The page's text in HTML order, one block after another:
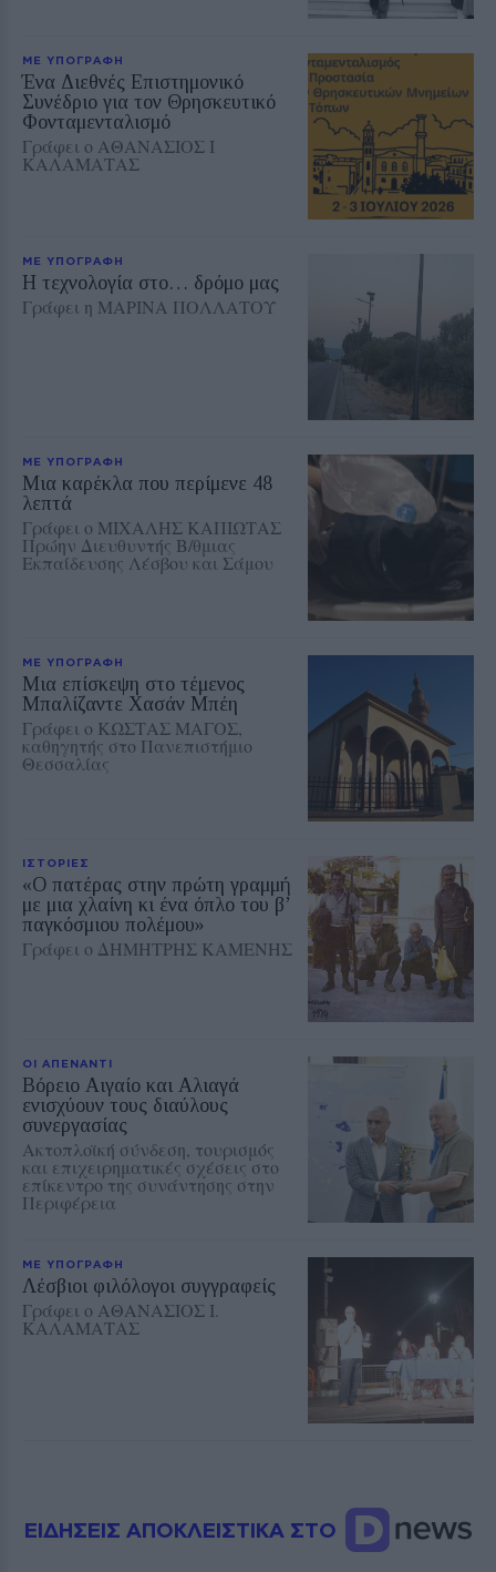
ΜΕ ΥΠΟΓΡΑΦΗ
Ένα Διεθνές Επιστημονικό
Συνέδριο για τον Θρησκευτικό
Φονταμενταλισμό
Γράφει ο ΑΘΑΝΑΣΙΟΣ Ι
ΚΑΛΑΜΑΤΑΣ
ΜΕ ΥΠΟΓΡΑΦΗ
Η τεχνολογία στο… δρόμο μας
Γράφει η ΜΑΡΙΝΑ ΠΟΛΛΑΤΟΥ
ΜΕ ΥΠΟΓΡΑΦΗ
Μια καρέκλα που περίμενε 48
λεπτά
Γράφει ο ΜΙΧΑΛΗΣ ΚΑΠΙΩΤΑΣ
Πρώην Διευθυντής Β/θμιας
Εκπαίδευσης Λέσβου και Σάμου
ΜΕ ΥΠΟΓΡΑΦΗ
Μια επίσκεψη στο τέμενος
Μπαλίζαντε Χασάν Μπέη
Γράφει ο ΚΩΣΤΑΣ ΜΑΓΟΣ,
καθηγητής στο Πανεπιστήμιο
Θεσσαλίας
ΙΣΤΟΡΙΕΣ
«Ο πατέρας στην πρώτη γραμμή
με μια χλαίνη κι ένα όπλο του β’
παγκόσμιου πολέμου»
Γράφει ο ΔΗΜΗΤΡΗΣ ΚΑΜΕΝΗΣ
ΟΙ ΑΠΕΝΑΝΤΙ
Βόρειο Αιγαίο και Αλιαγά
ενισχύουν τους διαύλους
συνεργασίας
Ακτοπλοϊκή σύνδεση, τουρισμός
και επιχειρηματικές σχέσεις στο
επίκεντρο της συνάντησης στην
Περιφέρεια
ΜΕ ΥΠΟΓΡΑΦΗ
Λέσβιοι φιλόλογοι συγγραφείς
Γράφει ο ΑΘΑΝΑΣΙΟΣ Ι.
ΚΑΛΑΜΑΤΑΣ
ΕΙΔΗΣΕΙΣ ΑΠΟΚΛΕΙΣΤΙΚΑ ΣΤΟ